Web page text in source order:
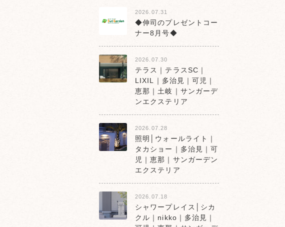
2026.07.31
◆伸司のプレゼントコー
ナー8月号◆
2026.07.30
テラス｜テラスSC｜
LIXIL｜多治見｜可児｜
恵那｜土岐｜サンガーデ
ンエクステリア
2026.07.28
照明│ウォールライト｜
タカショー｜多治見｜可
児｜恵那｜サンガーデン
エクステリア
2026.07.18
シャワープレイス│シカ
クル｜nikko｜多治見｜